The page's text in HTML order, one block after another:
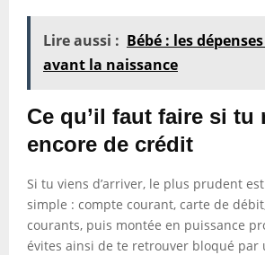
Lire aussi : Bébé : les
avant la naissance
Ce qu’il faut faire si tu
encore de crédit
Si tu viens d’arriver, le plus prudent
simple : compte courant, carte de
courants, puis montée en puissance
évites ainsi de te retrouver bloqué par